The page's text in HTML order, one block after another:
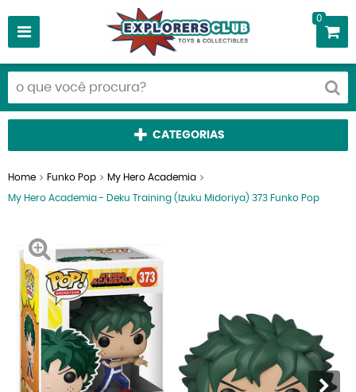
0
CATEGORIAS
Home Funko Pop My Hero Academia
My Hero Academia - Deku Training (Izuku Midoriya) 373 Funko Pop